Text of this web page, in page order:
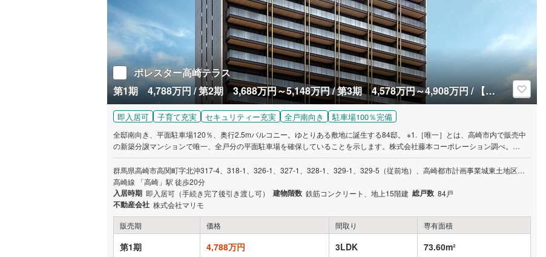
ポレスター高崎テラス
第1期 4,788万円 / 第2期 3,688万円～5,148万円 / 第3期 4,578万円～4,908万円 / 【先着順】 4,618万円～4,948万円
即入居可 子育て充実 セキュリティー充実 全戸南向き 駐車場100％完備
全邸南向き、平面駐車場120％、奥行2.5mバルコニー。ゆとりある敷地に誕生する84邸。 ※1.［唯一］とは、高崎市内で販売中
の新築分譲マンションで唯一、全戸分の平面駐車場を確保していることを示します。株式会社藤本コーポレーション調べ。
（2024年6月25日現在）
群馬県高崎市高関町字北沖317-4、318-1、326-1、327-1、328-1、329-1、329-5（従前地）、高崎都市計画事業城東土地区画整理事業120街区（仮換地）
高崎線 「高崎」駅 徒歩20分
入居時期 即入居可（手続き完了後引き渡し可） 建物階数 鉄筋コンクリート、地上15階建 総戸数 84戸
不動産会社 株式会社マリモ
販売期
価格 間取り 専有面積
第1期 4,788万円 3LDK
73.60m²